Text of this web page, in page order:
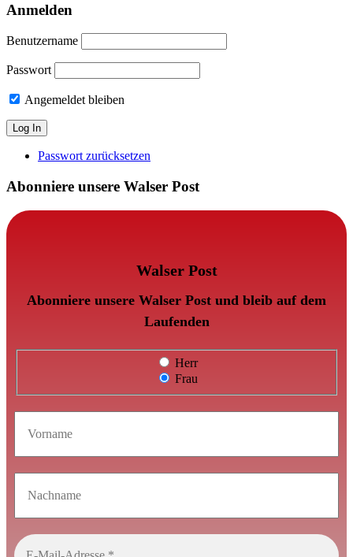
Anmelden
Benutzername
Passwort
Angemeldet bleiben
Passwort zurücksetzen
Abonniere unsere Walser Post
Walser Post
Abonniere unsere Walser Post und bleib auf dem
Laufenden
Herr
Frau